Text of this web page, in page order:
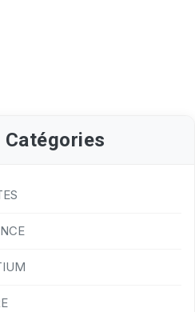
Catégories